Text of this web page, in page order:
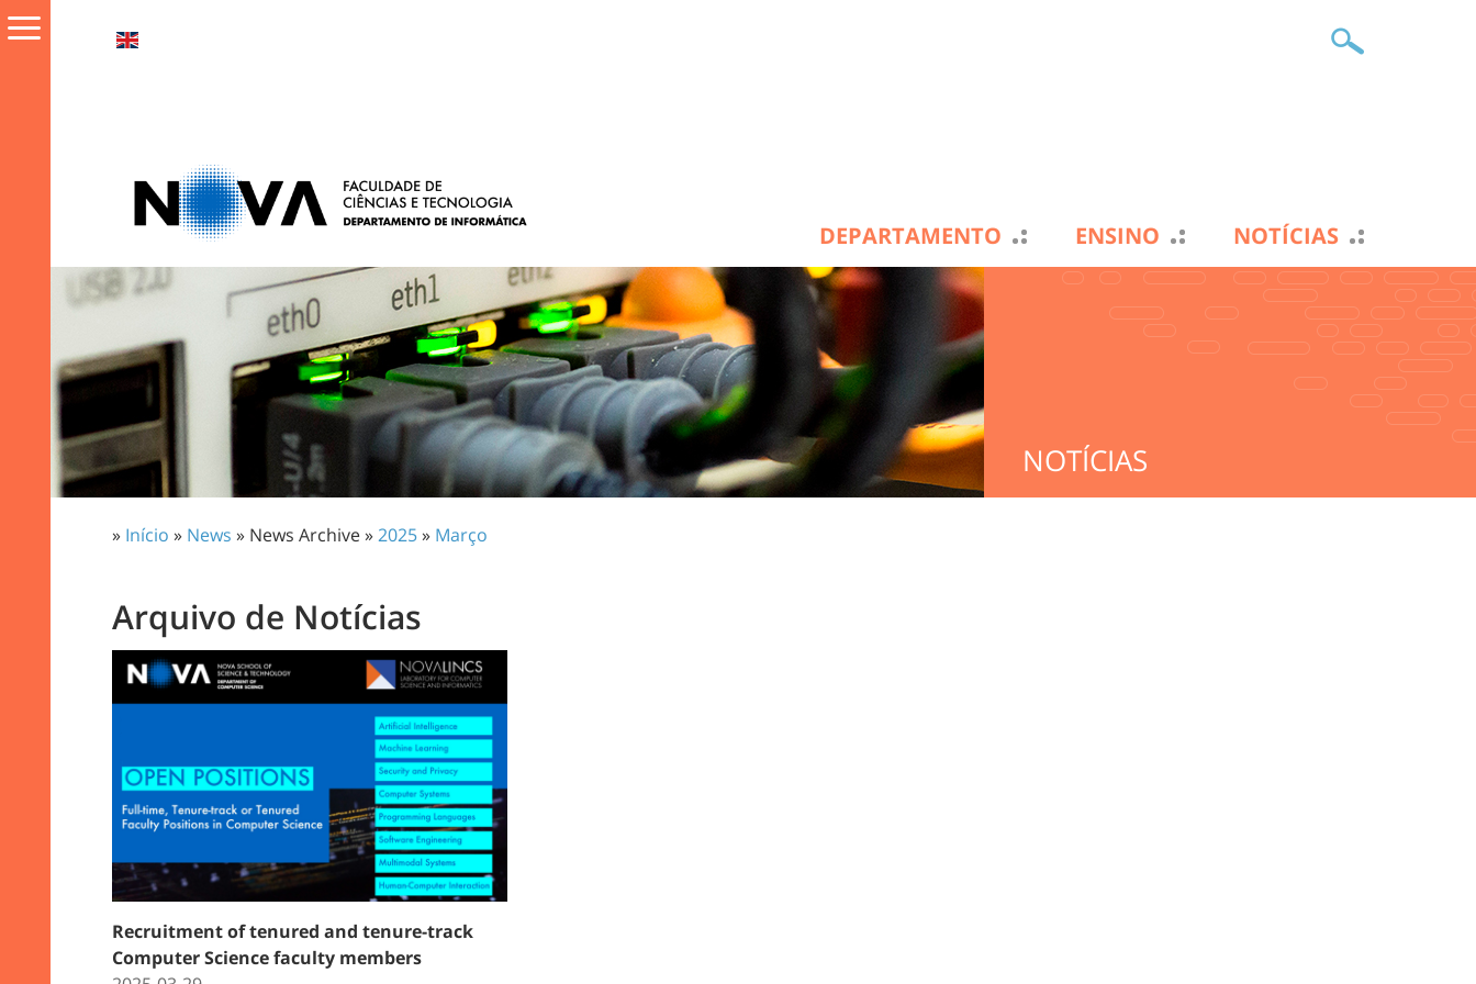
DEPARTAMENTO ENSINO NOTÍCIAS
NOTÍCIAS
» Início » News » News Archive »2025» Março
Arquivo de Notícias
Recruitment of tenured and tenure-track
Computer Science faculty members